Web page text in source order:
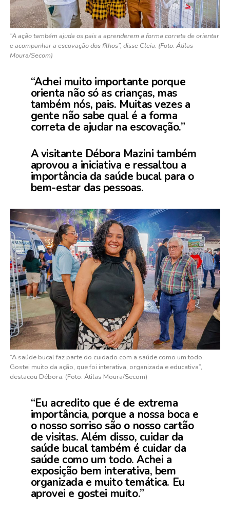
“A ação também ajuda os pais a aprenderem a forma correta de orientar
e acompanhar a escovação dos filhos”, disse Cleia. (Foto: Átilas
Moura/Secom)
“Achei muito importante porque
orienta não só as crianças, mas
também nós, pais. Muitas vezes a
gente não sabe qual é a forma
correta de ajudar na escovação.”
A visitante Débora Mazini também
aprovou a iniciativa e ressaltou a
importância da saúde bucal para o
bem-estar das pessoas.
“A saúde bucal faz parte do cuidado com a saúde como um todo.
Gostei muito da ação, que foi interativa, organizada e educativa”,
destacou Débora. (Foto: Átilas Moura/Secom)
“Eu acredito que é de extrema
importância, porque a nossa boca e
o nosso sorriso são o nosso cartão
de visitas. Além disso, cuidar da
saúde bucal também é cuidar da
saúde como um todo. Achei a
exposição bem interativa, bem
organizada e muito temática. Eu
aprovei e gostei muito.”